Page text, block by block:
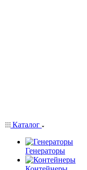
Каталог
Генераторы